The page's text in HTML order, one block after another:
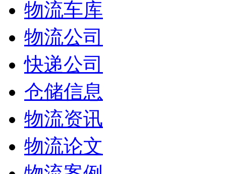
物流车库
物流公司
快递公司
仓储信息
物流资讯
物流论文